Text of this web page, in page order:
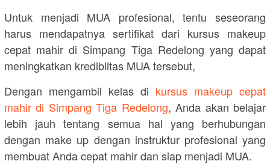
Untuk menjadi MUA profesional, tentu seseorang
harus mendapatnya sertifikat dari kursus makeup
cepat mahir di Simpang Tiga Redelong yang dapat
meningkatkan kredibiltas MUA tersebut,
Dengan mengambil kelas di kursus makeup cepat
mahir di Simpang Tiga Redelong, Anda akan belajar
lebih jauh tentang semua hal yang berhubungan
dengan make up dengan instruktur profesional yang
membuat Anda cepat mahir dan siap menjadi MUA.